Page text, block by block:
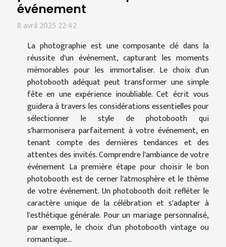
événement
8 avril 2025 22:42
La photographie est une composante clé dans la
réussite d'un événement, capturant les moments
mémorables pour les immortaliser. Le choix d'un
photobooth adéquat peut transformer une simple
fête en une expérience inoubliable. Cet écrit vous
guidera à travers les considérations essentielles pour
sélectionner le style de photobooth qui
s'harmonisera parfaitement à votre événement, en
tenant compte des dernières tendances et des
attentes des invités. Comprendre l'ambiance de votre
événement La première étape pour choisir le bon
photobooth est de cerner l'atmosphère et le thème
de votre événement. Un photobooth doit refléter le
caractère unique de la célébration et s'adapter à
l'esthétique générale. Pour un mariage personnalisé,
par exemple, le choix d'un photobooth vintage ou
romantique...